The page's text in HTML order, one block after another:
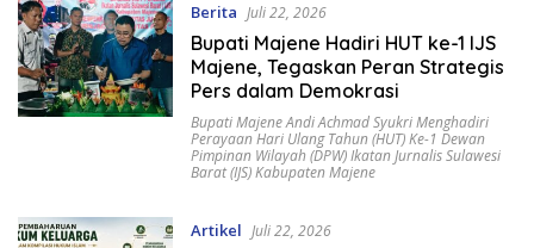
Berita Juli 22, 2026
Bupati Majene Hadiri HUT ke-1 IJS
Majene, Tegaskan Peran Strategis
Pers dalam Demokrasi
Bupati Majene Andi Achmad Syukri Menghadiri
Perayaan Hari Ulang Tahun (HUT) Ke-1 Dewan
Pimpinan Wilayah (DPW) Ikatan Jurnalis Sulawesi
Barat (IJS) Kabupaten Majene
Artikel Juli 22, 2026